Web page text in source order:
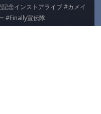
念インストアライブ #カメイ
#Finally宣伝隊